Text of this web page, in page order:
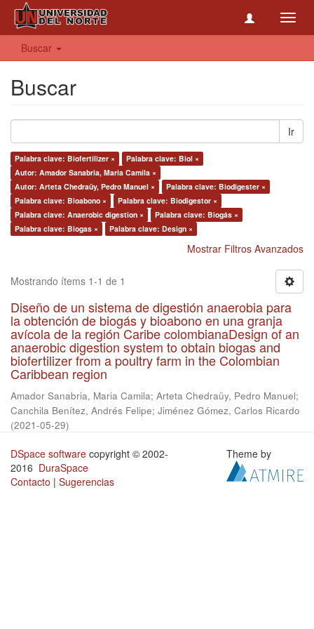
Buscar
Buscar
Ir
Palabra clave: Biofertilizer ×
Palabra clave: Biol ×
Autor: Amador Sanabria, Maria Camila ×
Autor: Arteta Chedraüy, Pedro Manuel ×
Palabra clave: Biodigester ×
Palabra clave: Bioabono ×
Palabra clave: Biodigestor ×
Palabra clave: Anaerobic digestion ×
Palabra clave: Biogás ×
Palabra clave: Biogas ×
Palabra clave: Design ×
Mostrar Filtros Avanzados
Mostrando ítems 1-1 de 1
Diseño de un sistema de digestión anaerobia para
la obtención de biogás y bioabono en una granja
avícola de la región Caribe colombianaDesign of an
anaerobic digestion system to obtain biogas and
biofertilizer from a poultry farm in the Colombian
Caribbean region
Amador Sanabria, Maria Camila; Arteta Chedraüy, Pedro Manuel;
Canchila Benítez, Andrés Felipe; Jiménez Gómez, Carlos Ricardo
(2021-05-29)
DSpace software copyright © 2002-
2016 DuraSpace
Contacto | Sugerencias
Theme by